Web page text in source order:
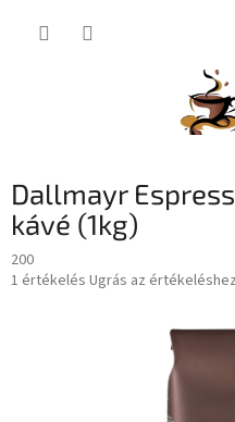
Dallmayr
kávé (1kg)
200
A
1 értékelés Ugrás az értékeléshez